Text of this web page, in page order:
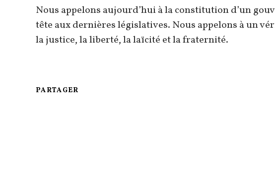
Nous appelons aujourd’hui à la constitution d’un
tête aux dernières législatives. Nous appelons à un
la justice, la liberté, la laïcité et la fraternité.
PARTAGER